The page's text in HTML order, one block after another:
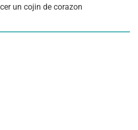
un cojin de corazon